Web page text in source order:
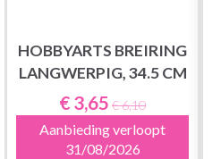
HOBBYARTS BREIRING
LANGWERPIG, 34.5 CM
€ 3,65 € 6,10
Aanbieding verloopt
31/08/2026